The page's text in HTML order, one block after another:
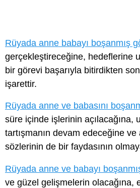
Rüyada anne babayı boşanmış
gerçekleştireceğine, hedeflerine
bir görevi başarıyla bitirdikten
işarettir.
Rüyada anne ve babasını
süre içinde işlerinin açılacağına,
tartışmanın devam edeceğine
sözlerinin de bir faydasının
Rüyada anne ve babayı
ve güzel gelişmelerin olacağına,